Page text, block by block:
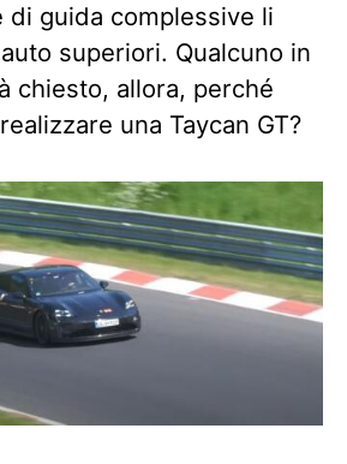
di guida complessive li
superiori. Qualcuno in
chiesto, allora, perché
una Taycan GT?